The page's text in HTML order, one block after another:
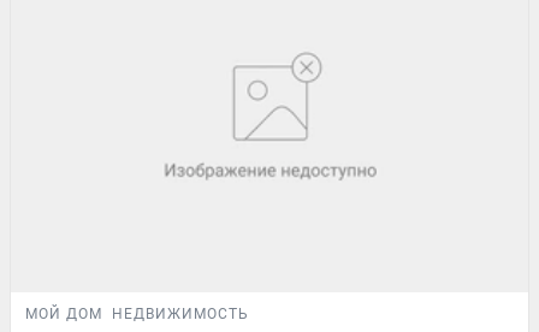
МОЙ ДОМ НЕДВИЖИМОСТЬ